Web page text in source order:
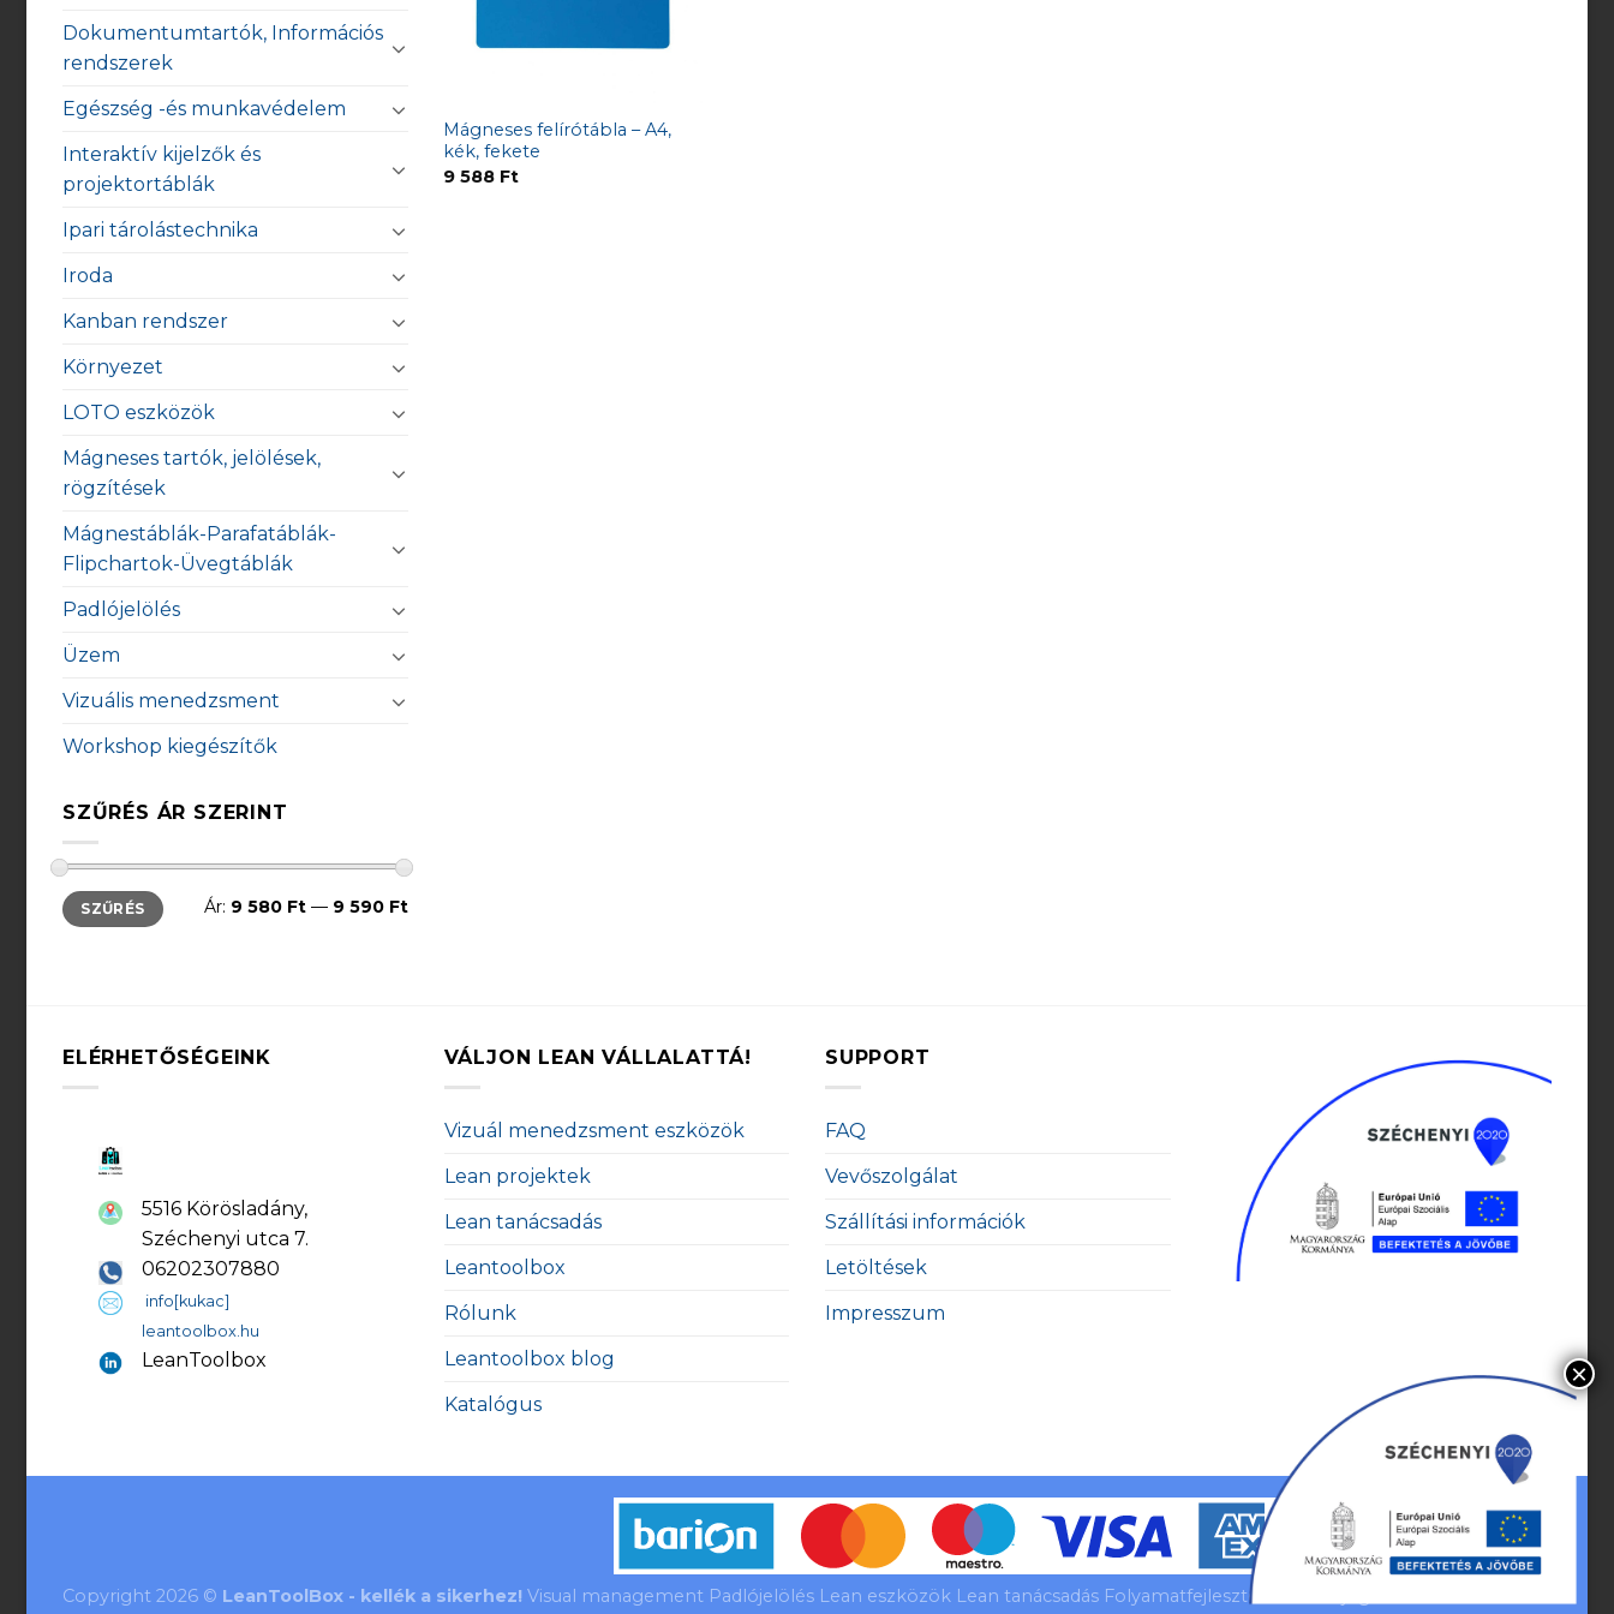
Dokumentumtartók, Információs
rendszerek
Egészség -és munkavédelem
Interaktív kijelzők és
projektortáblák
Ipari tárolástechnika
Iroda
Kanban rendszer
Környezet
LOTO eszközök
Mágneses tartók, jelölések,
rögzítések
Mágnestáblák-Parafatáblák-
Flipchartok-Üvegtáblák
Padlójelölés
Üzem
Vizuális menedzsment
Workshop kiegészítők
SZŰRÉS ÁR SZERINT
Min
ár
Max
ár
SZŰRÉS Ár: 9 580 Ft— 9 590 Ft
Mágneses felírótábla – A4,
kék, fekete
9 588 Ft
ELÉRHETŐSÉGEINK
5516 Körösladány,
Széchenyi utca 7.
06202307880
info[kukac]
leantoolbox.hu
LeanToolbox
VÁLJON LEAN VÁLLALATTÁ!
Vizuál menedzsment eszközök
Lean projektek
Lean tanácsadás
Leantoolbox
Rólunk
Leantoolbox blog
Katalógus
SUPPORT
FAQ
Vevőszolgálat
Szállítási információk
Letöltések
Impresszum
Copyright 2026 © LeanToolBox - kellék a sikerhez! Visual management Padlójelölés Lean eszközök Lean tanácsadás Folyamatfejlesztés Minden jog fenntartva